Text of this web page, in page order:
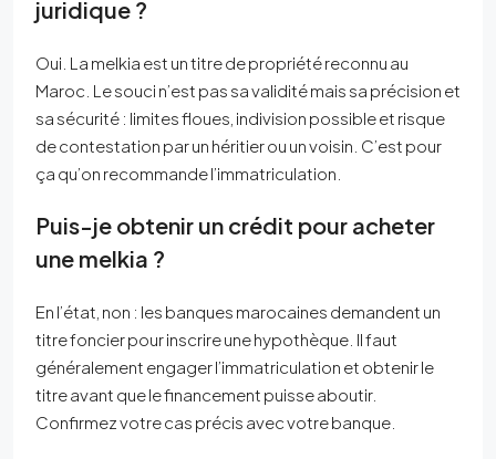
juridique ?
Oui. La melkia est un titre de propriété reconnu au
Maroc. Le souci n’est pas sa validité mais sa précision et
sa sécurité : limites floues, indivision possible et risque
de contestation par un héritier ou un voisin. C’est pour
ça qu’on recommande l’immatriculation.
Puis-je obtenir un crédit pour acheter
une melkia ?
En l’état, non : les banques marocaines demandent un
titre foncier pour inscrire une hypothèque. Il faut
généralement engager l’immatriculation et obtenir le
titre avant que le financement puisse aboutir.
Confirmez votre cas précis avec votre banque.